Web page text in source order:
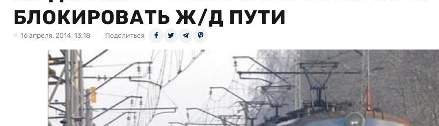
БЛОКИРОВАТЬ Ж/Д ПУТИ
16 апреля, 2014, 13:18 Поделиться